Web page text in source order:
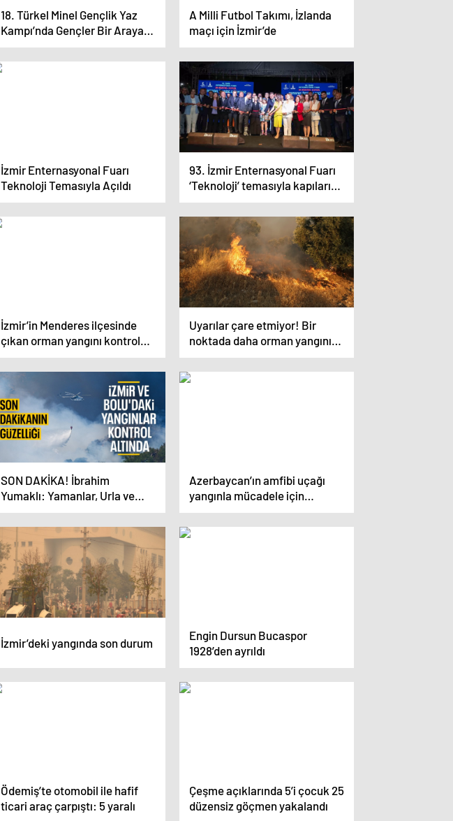
18. Türkel Minel Gençlik Yaz
Kampı’nda Gençler Bir Araya
Geldi
A Milli Futbol Takımı, İzlanda
maçı için İzmir’de
İzmir Enternasyonal Fuarı
Teknoloji Temasıyla Açıldı
93. İzmir Enternasyonal Fuarı
‘Teknoloji’ temasıyla kapılarını
açtı
İzmir’in Menderes ilçesinde
çıkan orman yangını kontrol
altına alındı
Uyarılar çare etmiyor! Bir
noktada daha orman yangını
başladı, hızla yayılıyor
SON DAKİKA! İbrahim
Yumaklı: Yamanlar, Urla ve
Bolu’daki yangın kontrol
altında
Azerbaycan’ın amfibi uçağı
yangınla mücadele için
İzmir’de
İzmir’deki yangında son durum
Engin Dursun Bucaspor
1928’den ayrıldı
Ödemiş’te otomobil ile hafif
ticari araç çarpıştı: 5 yaralı
Çeşme açıklarında 5’i çocuk 25
düzensiz göçmen yakalandı